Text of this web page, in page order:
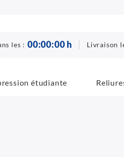
les : 00:00:00 h Livraison
étudiante